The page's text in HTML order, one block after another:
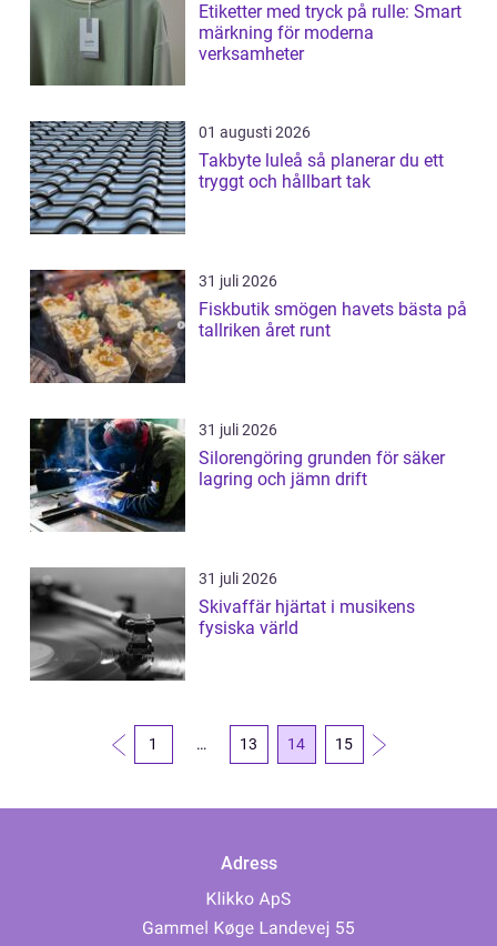
Etiketter med tryck på rulle: Smart
märkning för moderna
verksamheter
01 augusti 2026
Takbyte luleå så planerar du ett
tryggt och hållbart tak
31 juli 2026
Fiskbutik smögen havets bästa på
tallriken året runt
31 juli 2026
Silorengöring grunden för säker
lagring och jämn drift
31 juli 2026
Skivaffär hjärtat i musikens
fysiska värld
1 … 13 14 15
Adress